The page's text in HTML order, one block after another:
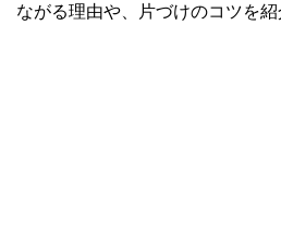
ながる理由や、片づけのコツを紹